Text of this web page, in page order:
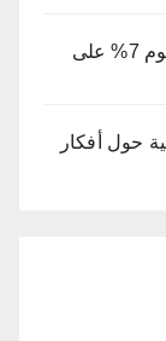
الجمهورية الإسلامية الإيرا، نية فرضت رسوم 7% على
حول أفكار